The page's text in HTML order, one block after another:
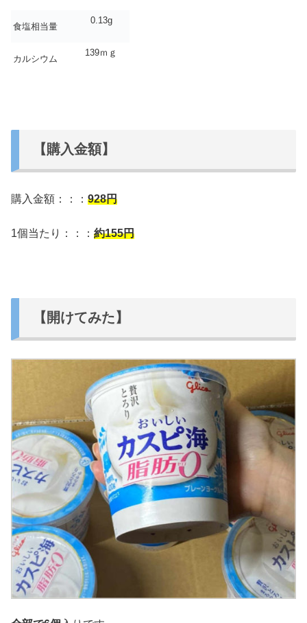
食塩相当量
0.13g
カルシウム
139ｍｇ
【購入金額】
購入金額：：： 928円
1個当たり：：： 約155円
【開けてみた】